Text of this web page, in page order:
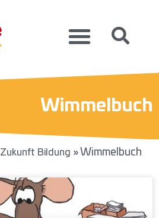
Wimmelbuch
Zukunft Bildung » Wimmelbuch